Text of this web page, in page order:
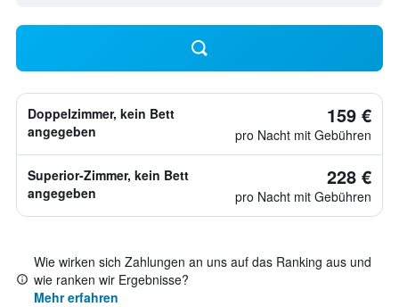
Doppelzimmer, kein Bett
angegeben
159 €
pro Nacht mit Gebühren
Superior-Zimmer, kein Bett
angegeben
228 €
pro Nacht mit Gebühren
Wie wirken sich Zahlungen an uns auf das Ranking aus und
wie ranken wir Ergebnisse?
Mehr erfahren